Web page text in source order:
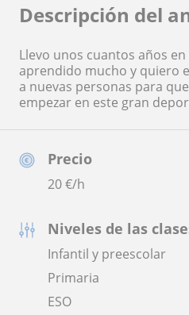
Precio
20€/h
Niveles de las
Infantil y preescolar
Primaria
ESO
Descripción del
Llevo unos cuantos años
aprendido mucho y quiero
a nuevas personas para
empezar en este gran